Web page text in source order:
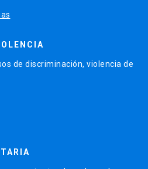
de discriminación, violencia de